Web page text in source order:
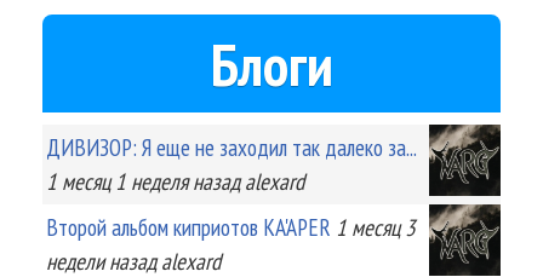
Блоги
ДИВИЗОР: Я еще не заходил так далеко за...
1 месяц 1 неделяназад alexard
Второй альбом киприотов KA'APER 1 месяц 3
неделиназад alexard